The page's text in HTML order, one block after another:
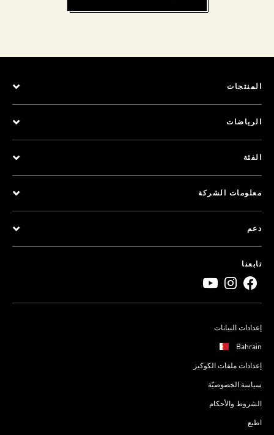
المنتجات
الرياضات
الفئة
معلومات الشركة
دعم
تابعنا
إعدادات البيانات
Bahrain
إعدادات ملفات الكوكيز
سياسة الخصوصيّة
الشروط والأحكام
اطبع